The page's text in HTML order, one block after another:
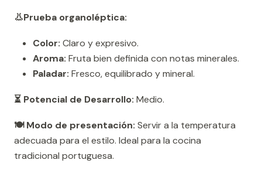
👃Prueba organoléptica:
Color: Claro y expresivo.
Aroma: Fruta bien definida con notas minerales.
Paladar: Fresco, equilibrado y mineral.
⏳ Potencial de Desarrollo: Medio.
🍽️ Modo de presentación: Servir a la temperatura
adecuada para el estilo. Ideal para la cocina
tradicional portuguesa.